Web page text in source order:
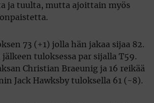
ja tuulta, mutta ajoittain myös
73 (+1) jolla hän jakaa sijaa 82.
jälkeen tuloksessa par sijalla T59.
Christian Braeunig ja 16 reikää
Jack Hawksby tuloksella 61 (-8).